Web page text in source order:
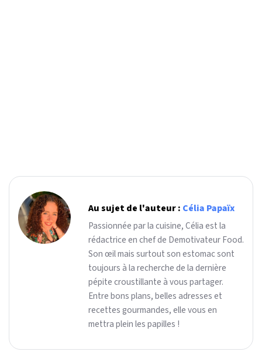
Au sujet de l'auteur : Célia Papaïx
Passionnée par la cuisine, Célia est la
rédactrice en chef de Demotivateur Food.
Son œil mais surtout son estomac sont
toujours à la recherche de la dernière
pépite croustillante à vous partager.
Entre bons plans, belles adresses et
recettes gourmandes, elle vous en
mettra plein les papilles !